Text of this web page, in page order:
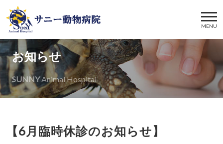
MENU
お知らせ
SUNNYAnimal Hospital
【6月臨時休診のお知らせ】